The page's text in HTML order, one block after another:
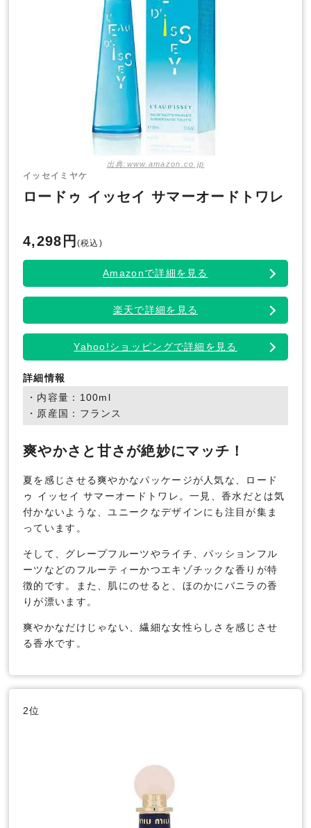
出典:www.amazon.co.jp
イッセイミヤケ
ロードゥ イッセイ サマーオードトワレ
4,298円 (税込)
Amazonで詳細を見る
楽天で詳細を見る
Yahoo!ショッピングで詳細を見る
詳細情報
・内容量：100ml
・原産国：フランス
爽やかさと甘さが絶妙にマッチ！
夏を感じさせる爽やかなパッケージが人気な、ロード
ゥ イッセイ サマーオードトワレ。一見、香水だとは気
付かないような、ユニークなデザインにも注目が集ま
っています。
そして、グレープフルーツやライチ、パッションフル
ーツなどのフルーティーかつエキゾチックな香りが特
徴的です。また、肌にのせると、ほのかにバニラの香
りが漂います。
爽やかなだけじゃない、繊細な女性らしさを感じさせ
る香水です。
2位